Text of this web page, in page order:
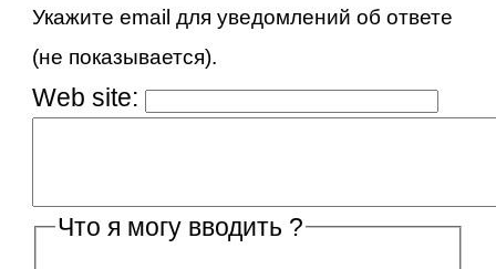
Укажите email для уведомлений об ответе
(не показывается).
Web site:
Что я могу вводить ?